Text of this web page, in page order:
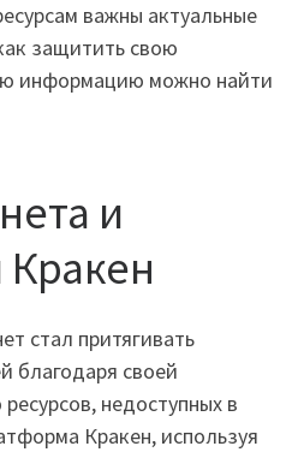
важны актуальные
защитить свою
информацию можно найти
и
стал притягивать
благодаря своей
недоступных в
Кракен, используя